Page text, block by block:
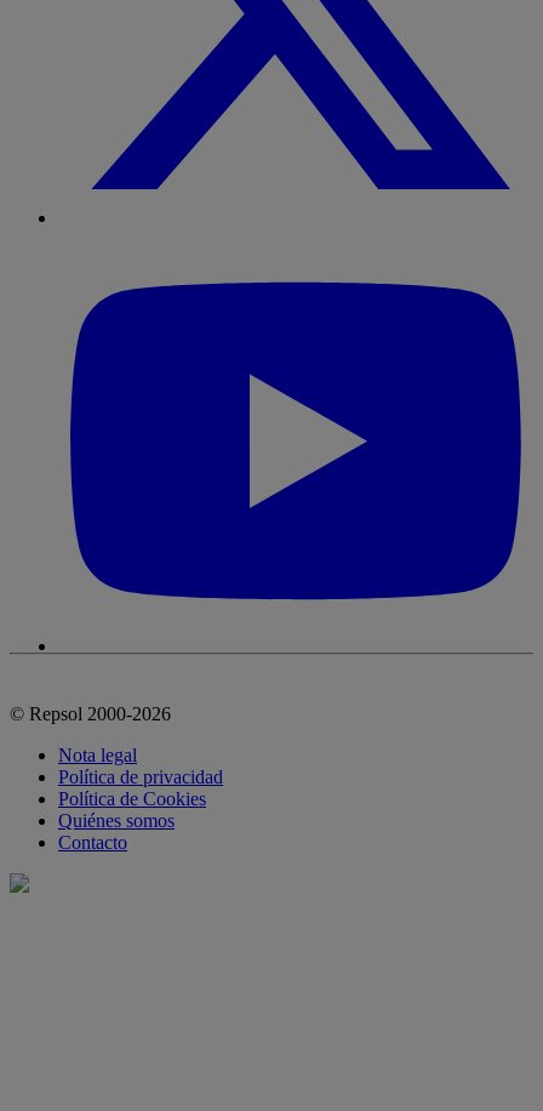
© Repsol 2000-2026
Nota legal
Política de privacidad
Política de Cookies
Quiénes somos
Contacto